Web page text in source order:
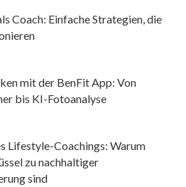
Coach: Einfache Strategien, die
mit der BenFit App: Von
bis KI-Fotoanalyse
Lifestyle-Coachings: Warum
zu nachhaltiger
sind